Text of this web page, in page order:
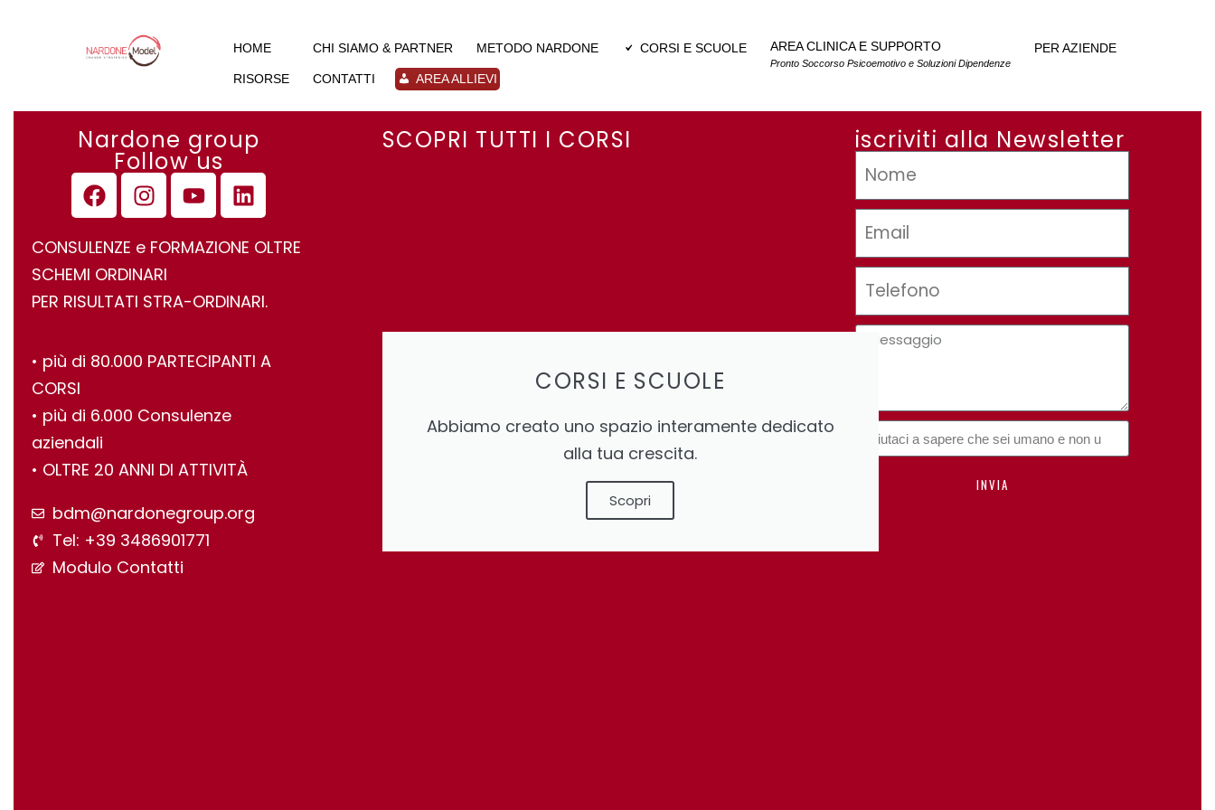
HOME CHI SIAMO & PARTNER METODO NARDONE CORSI E SCUOLE AREA CLINICA E SUPPORTO
Pronto Soccorso Psicoemotivo e Soluzioni Dipendenze
PER AZIENDE
RISORSE CONTATTI AREA ALLIEVI
Nardone group
Follow us
CONSULENZE e FORMAZIONE OLTRE
SCHEMI ORDINARI
PER RISULTATI STRA-ORDINARI.
•⁠ ⁠più di 80.000 PARTECIPANTI A
CORSI
•⁠ ⁠più di 6.000 Consulenze
aziendali
•⁠ ⁠OLTRE 20 ANNI DI ATTIVITÀ
bdm@nardonegroup.org
Tel: +39 3486901771
Modulo Contatti
SCOPRI TUTTI I CORSI
CORSI E SCUOLE
Abbiamo creato uno spazio interamente dedicato
alla tua crescita.
Scopri
iscriviti alla Newsletter
INVIA